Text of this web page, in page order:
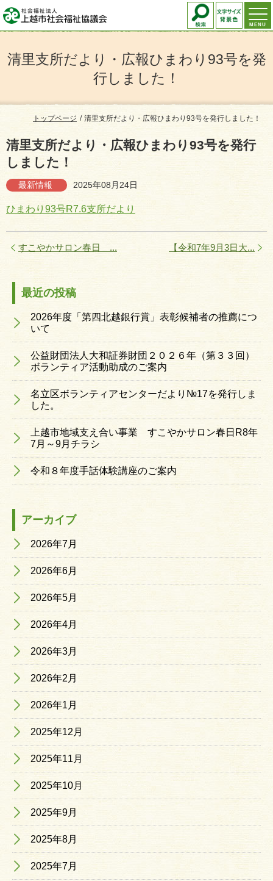
MENU
清里支所だより・広報ひまわり93号を発
行しました！
トップページ 清里支所だより・広報ひまわり93号を発行しました！
清里支所だより・広報ひまわり93号を発行
しました！
最新情報 2025年08月24日
ひまわり93号R7.6支所だより
すこやかサロン春日 ... 【令和7年9月3日大...
最近の投稿
2026年度「第四北越銀行賞」表彰候補者の推薦につ
いて
公益財団法人大和証券財団２０２６年（第３３回）
ボランティア活動助成のご案内
名立区ボランティアセンターだより№17を発行しま
した。
上越市地域支え合い事業 すこやかサロン春日R8年
7月～9月チラシ
令和８年度手話体験講座のご案内
アーカイブ
2026年7月
2026年6月
2026年5月
2026年4月
2026年3月
2026年2月
2026年1月
2025年12月
2025年11月
2025年10月
2025年9月
2025年8月
2025年7月